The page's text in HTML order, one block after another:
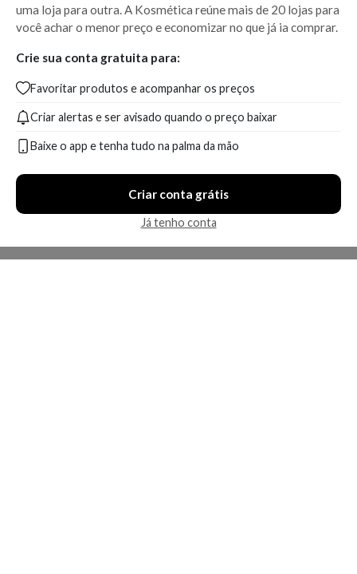
uma loja para outra. A Kosmética reúne mais de 20 lojas para
você achar o menor preço e economizar no que já ia comprar.
Crie sua conta gratuita para:
Favoritar produtos e acompanhar os preços
Criar alertas e ser avisado quando o preço baixar
Baixe o app e tenha tudo na palma da mão
Criar conta grátis
Já tenho conta